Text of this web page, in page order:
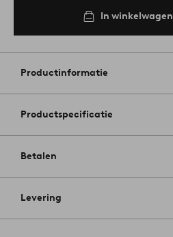
In winkelwagen
Productinformatie
Productspecificatie
Betalen
Levering